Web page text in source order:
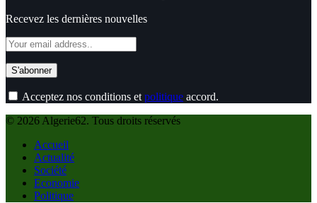
Recevez les dernières nouvelles
Acceptez nos conditions et politique accord.
© 2026 Algerie62. Tous droits réservés
Accueil
Actualité
Société
Economie
Politique